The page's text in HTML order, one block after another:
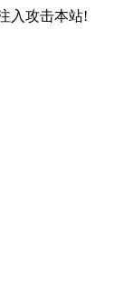
入攻击本站!